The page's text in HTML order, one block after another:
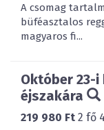
A csomag
büféasztalos
magyaros fi...
Október 23-i
éjszakára
219 980 Ft 2 fő 4